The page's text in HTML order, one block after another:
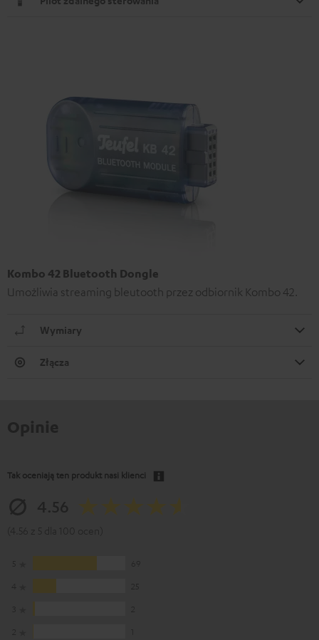
Kombo 42 Bluetooth Dongle
Umożliwia streaming bleutooth przez odbiornik Kombo 42.
Wymiary
Złącza
Tak oceniają ten produkt nasi klienci